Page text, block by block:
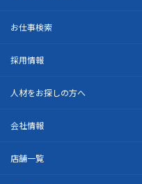
お仕事検索
採用情報
人材をお探しの方へ
会社情報
店舗一覧